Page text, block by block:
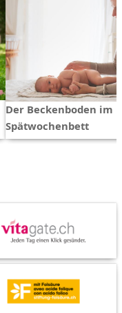
Der Beckenboden im
Spätwochenbett